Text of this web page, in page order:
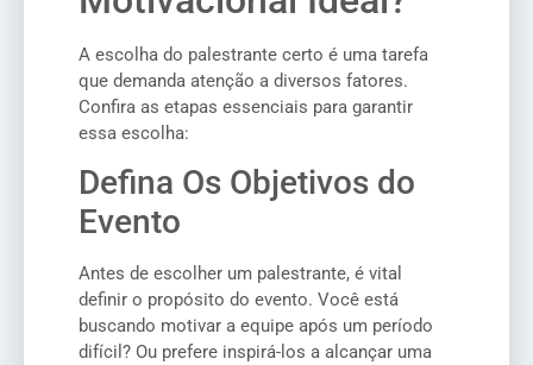
A escolha do palestrante certo é uma tarefa
que demanda atenção a diversos fatores.
Confira as etapas essenciais para garantir
essa escolha:
Defina Os Objetivos do
Evento
Antes de escolher um palestrante, é vital
definir o propósito do evento. Você está
buscando motivar a equipe após um período
difícil? Ou prefere inspirá-los a alcançar uma